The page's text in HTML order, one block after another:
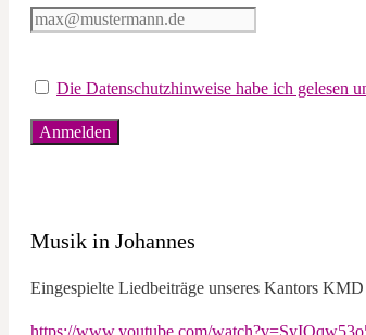
Die Datenschutzhinweise habe ich gelesen
Musik in Johannes
Eingespielte Liedbeiträge unseres Kantors
https://www.youtube.com/